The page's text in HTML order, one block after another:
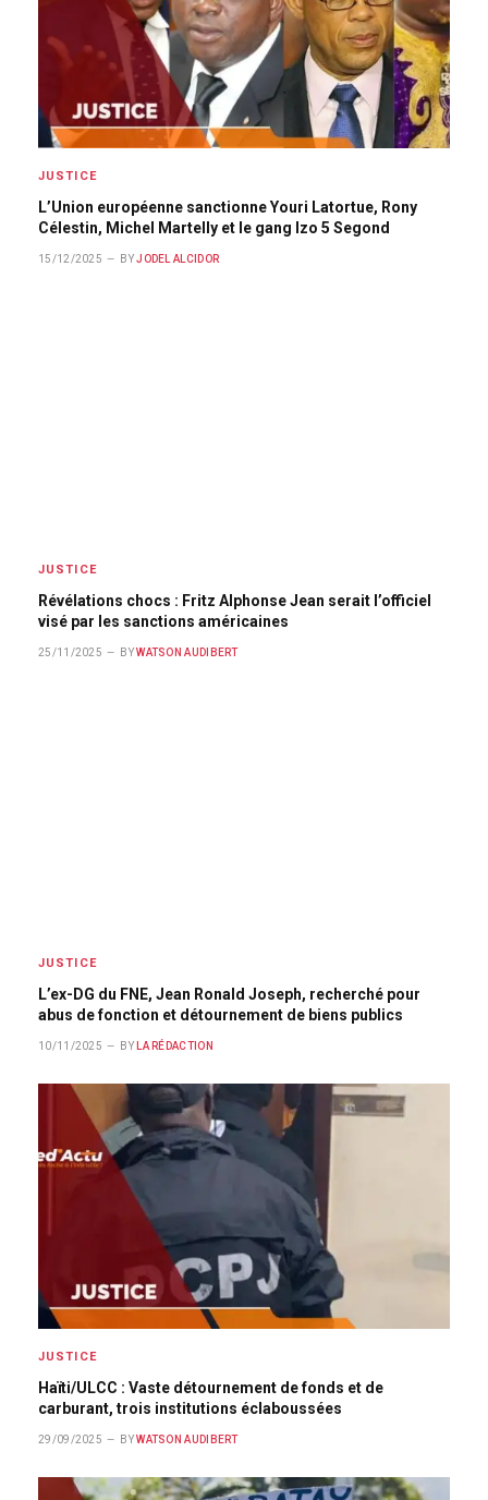
JUSTICE
L’Union européenne sanctionne Youri Latortue, Rony
Célestin, Michel Martelly et le gang Izo 5 Segond
15/12/2025 BY JODEL ALCIDOR
JUSTICE
Révélations chocs : Fritz Alphonse Jean serait l’officiel
visé par les sanctions américaines
25/11/2025 BY WATSON AUDIBERT
JUSTICE
L’ex-DG du FNE, Jean Ronald Joseph, recherché pour
abus de fonction et détournement de biens publics
10/11/2025 BY LA RÉDACTION
JUSTICE
Haïti/ULCC : Vaste détournement de fonds et de
carburant, trois institutions éclaboussées
29/09/2025 BY WATSON AUDIBERT